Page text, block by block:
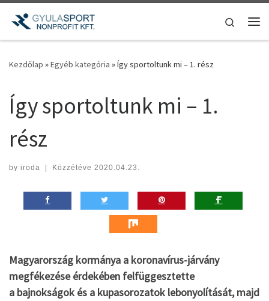
Teljes tartalom megjelenítése
Search
Kezdőlap »Egyéb kategória »Így sportoltunk mi – 1. rész
Így sportoltunk mi – 1.
rész
by iroda | Közzétéve 2020.04.23.
Magyarország kormánya a koronavírus-járvány
megfékezése érdekében felfüggesztette
a bajnokságok és a kupasorozatok lebonyolítását, majd